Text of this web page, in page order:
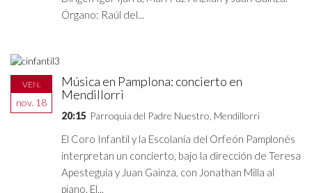
Órgano: Raúl del...
VEN.
nov. 18
Música en Pamplona: concierto en
Mendillorri
20:15 Parroquia del Padre Nuestro, Mendillorri
El Coro Infantil y la Escolanía del Orfeón Pamplonés
interpretan un concierto, bajo la dirección de Teresa
Apesteguía y Juan Gainza, con Jonathan Milla al
piano. El...